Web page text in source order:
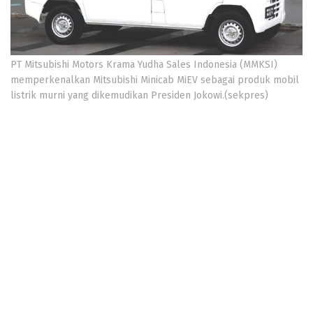
PT Mitsubishi Motors Krama Yudha Sales Indonesia (MMKSI)
memperkenalkan Mitsubishi Minicab MiEV sebagai produk mobil
listrik murni yang dikemudikan Presiden Jokowi.(sekpres)